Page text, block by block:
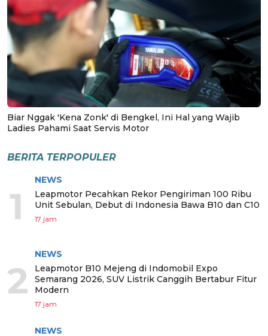
Biar Nggak 'Kena Zonk' di Bengkel, Ini Hal yang Wajib
Ladies Pahami Saat Servis Motor
BERITA TERPOPULER
1
NEWS
Leapmotor Pecahkan Rekor Pengiriman 100 Ribu
Unit Sebulan, Debut di Indonesia Bawa B10 dan C10
17 jam
2
NEWS
Leapmotor B10 Mejeng di Indomobil Expo
Semarang 2026, SUV Listrik Canggih Bertabur Fitur
Modern
17 jam
NEWS